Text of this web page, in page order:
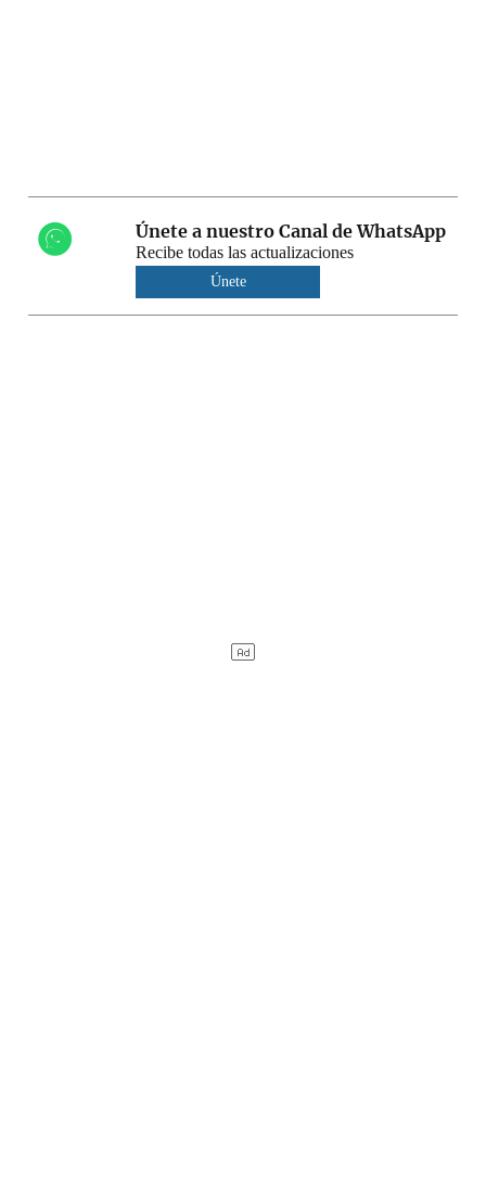
Únete a nuestro Canal de WhatsApp
Recibe todas las actualizaciones
Únete